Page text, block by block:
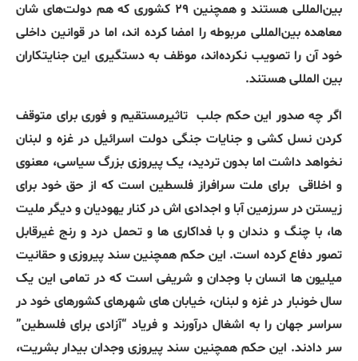
بین‌المللی هستند و همچنین ۲۹ کشوری که هم دولت‌های شان
معاهده بین‌المللی مربوطه را امضا کرده اند، اما در قوانین داخلی
خود آن را تصویب نکرده‌اند، موظف به دستگیری این جنایتکاران
بین المللی هستند.
اگر چه صدور این حکم جلب تاثیرمستقیم و فوری برای متوقف
کردن نسل کشی و جنایات جنگی دولت اسرائیل در غزه و لبنان
نخواهد داشت اما بدون تردید، یک پیروزی بزرگ سیاسی، معنوی
و اخلاقی برای ملت سرافراز فلسطین است که از حق خود برای
زیستن در سرزمین آبا و اجدادی اش در کنار یهودیان و دیگر ملیت
ها، با چنگ و دندان و با فداکاری ها و تحمل درد و رنج غیرقابل
تصور دفاع کرده است. این حکم همچنین سند پیروزی و حقانیت
میلیون ها انسان با وجدان و شریفی است که در تمامی این یک
سال خونبار در غزه و لبنان، خیابان های شهرهای کشورهای خود در
سراسر جهان را به اشغال درآورند و فریاد “آزادی برای فلسطین”
سر دادند. این حکم همچنین سند پیروزی وجدان بیدار بشریت،